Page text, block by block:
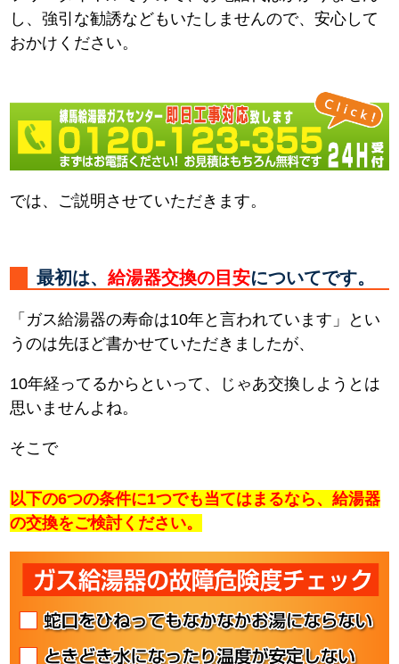
し、強引な勧誘などもいたしませんので、安心して
おかけください。
では、ご説明させていただきます。
最初は、給湯器交換の目安についてです。
「ガス給湯器の寿命は10年と言われています」とい
うのは先ほど書かせていただきましたが、
10年経ってるからといって、じゃあ交換しようとは
思いませんよね。
そこで
以下の6つの条件に1つでも当てはまるなら、給湯器
の交換をご検討ください。